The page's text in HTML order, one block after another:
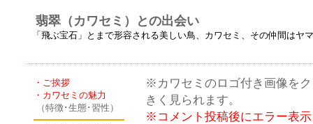
翡翠（カワセミ）との出会い
「飛ぶ宝石」とまで形容される美しい鳥、カワセミ、その仲間は
・ご挨拶
・カワセミの魅力
（特徴･生態･習性）
※カワセミのロゴ付き画像を
きく見られます。
※コメント投稿後にエラー表